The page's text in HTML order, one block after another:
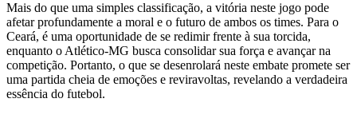
Mais do que uma simples classificação, a vitória neste jogo pode
afetar profundamente a moral e o futuro de ambos os times. Para o
Ceará, é uma oportunidade de se redimir frente à sua torcida,
enquanto o Atlético-MG busca consolidar sua força e avançar na
competição. Portanto, o que se desenrolará neste embate promete ser
uma partida cheia de emoções e reviravoltas, revelando a verdadeira
essência do futebol.